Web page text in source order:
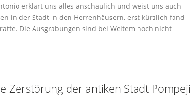
erklärt uns alles anschaulich und weist uns auch
in der Stadt in den Herrenhäusern, erst kürzlich fand
Die Ausgrabungen sind bei Weitem noch nicht
Zerstörung der antiken Stadt Pompeji